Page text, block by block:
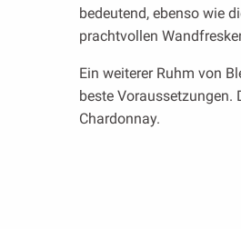
bedeutend, ebenso wie
prachtvollen
Ein weiterer Ruhm von
beste Voraussetzungen.
Chardonnay.